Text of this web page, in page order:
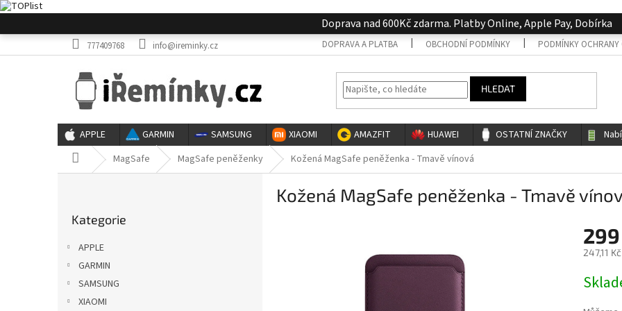
na
Doprava nad 600Kč zdarma. Platby Online, Apple Pay, Dobírka
777409768 info@ireminky.cz DOPRAVA A PLATBA OBCHODNÍ PODMÍNKY PODMÍNKY OCHRANY
HLEDAT
APPLE GARMIN SAMSUNG XIAOMI AMAZFIT HUAWEI OSTATNÍ ZNAČKY
Domů MagSafe MagSafe peněženky Kožená MagSafe peněženka - Tmavě vínová
kategorie
Kategorie
APPLE
GARMIN
SAMSUNG
XIAOMI
Kožená MagSafe peněženka - Tmavě
247,11
cena: